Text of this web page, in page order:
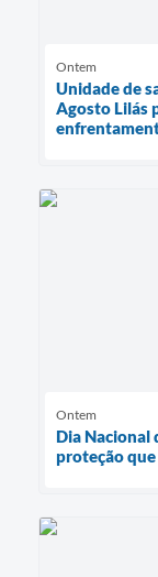
Ontem
Unidade de
Agosto Lilás
Ontem
Dia Nacional
proteção